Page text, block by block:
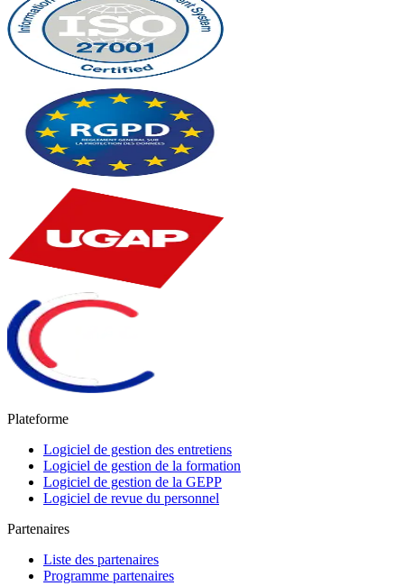
Plateforme
Logiciel de gestion des entretiens
Logiciel de gestion de la formation
Logiciel de gestion de la GEPP
Logiciel de revue du personnel
Partenaires
Liste des partenaires
Programme partenaires